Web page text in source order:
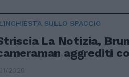
L'INCHIESTA SULLO SPACCIO
La Notizia,
aggrediti
2020